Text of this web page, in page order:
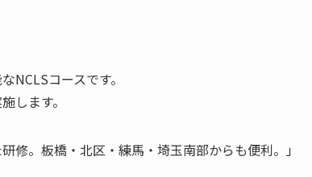
NCLSコースです。
します。
修。板橋・北区・練馬・埼玉南部からも便利。」